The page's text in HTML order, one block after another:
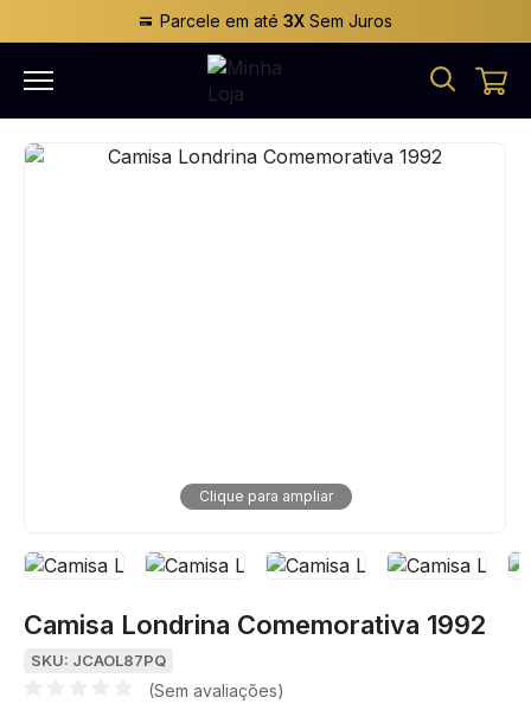
Parcele em até 3XSem Juros
Clique para ampliar
Camisa Londrina Comemorativa 1992
SKU: JCAOL87PQ
(Sem avaliações)